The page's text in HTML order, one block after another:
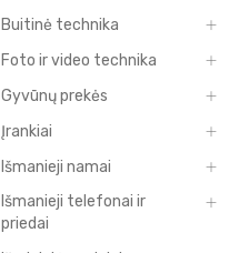
Buitinė technika
Foto ir video technika
Gyvūnų prekės
Įrankiai
Išmanieji namai
Išmanieji telefonai ir
priedai